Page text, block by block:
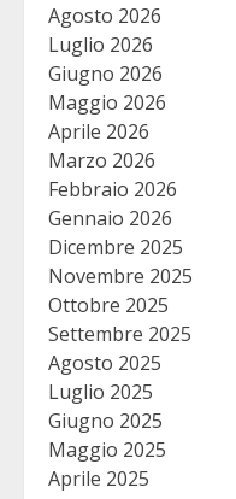
Agosto 2026
Luglio 2026
Giugno 2026
Maggio 2026
Aprile 2026
Marzo 2026
Febbraio 2026
Gennaio 2026
Dicembre 2025
Novembre 2025
Ottobre 2025
Settembre 2025
Agosto 2025
Luglio 2025
Giugno 2025
Maggio 2025
Aprile 2025